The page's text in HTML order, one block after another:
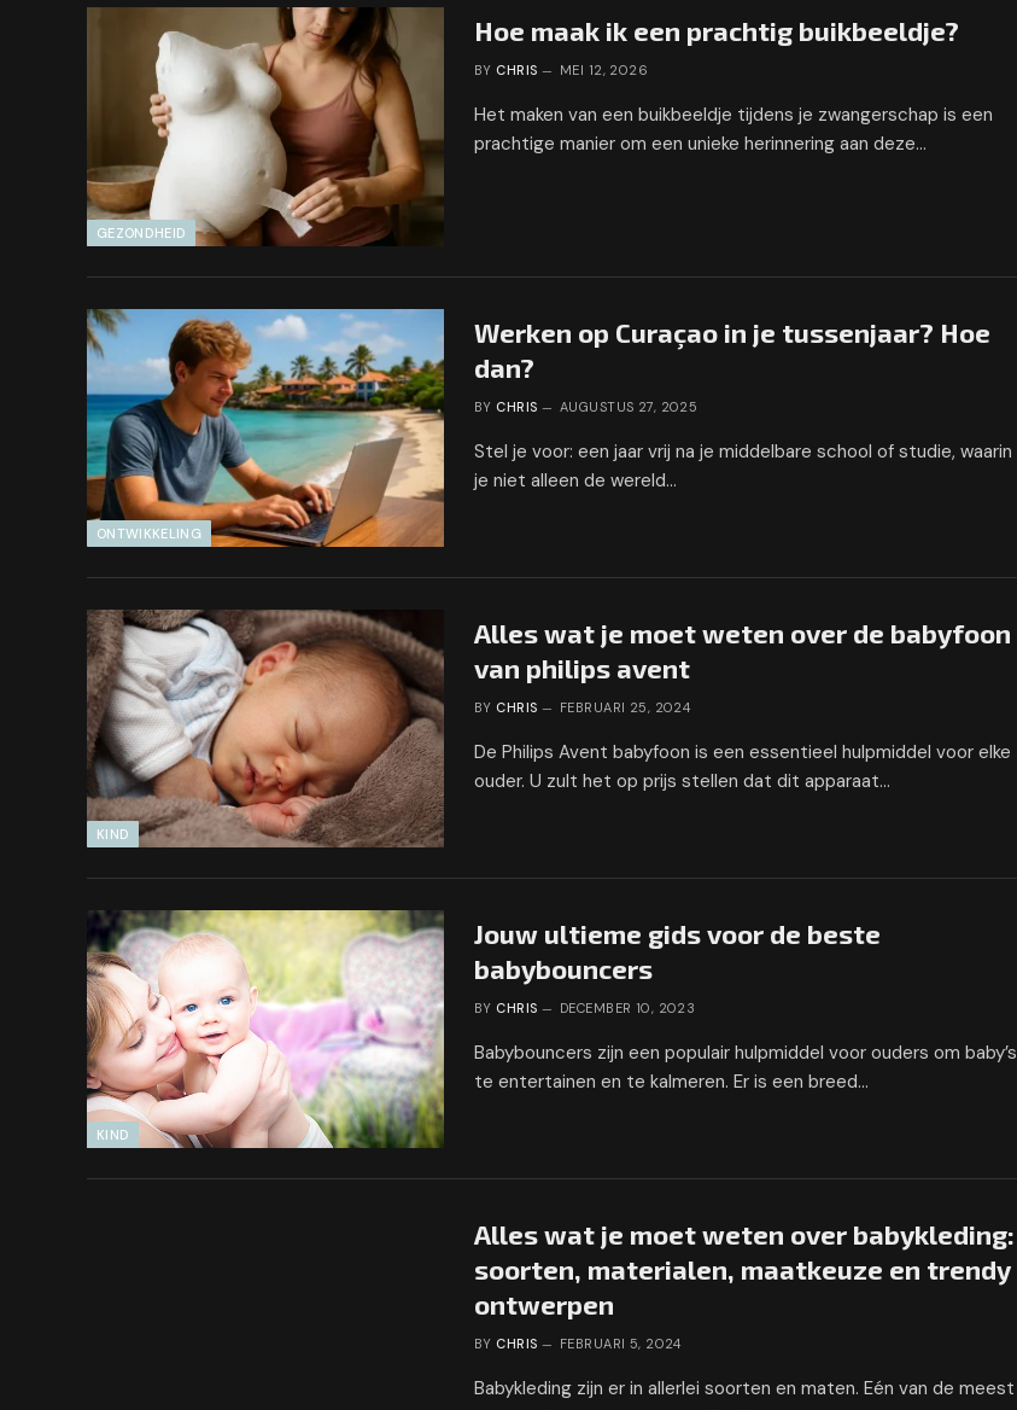
GEZONDHEID
Hoe maak ik een prachtig buikbeeldje?
BY CHRIS MEI 12, 2026
Het maken van een buikbeeldje tijdens je zwangerschap is een
prachtige manier om een unieke herinnering aan deze…
ONTWIKKELING
Werken op Curaçao in je tussenjaar? Hoe
dan?
BY CHRIS AUGUSTUS 27, 2025
Stel je voor: een jaar vrij na je middelbare school of studie, waarin
je niet alleen de wereld…
KIND
Alles wat je moet weten over de babyfoon
van philips avent
BY CHRIS FEBRUARI 25, 2024
De Philips Avent babyfoon is een essentieel hulpmiddel voor elke
ouder. U zult het op prijs stellen dat dit apparaat…
KIND
Jouw ultieme gids voor de beste
babybouncers
BY CHRIS DECEMBER 10, 2023
Babybouncers zijn een populair hulpmiddel voor ouders om baby’s
te entertainen en te kalmeren. Er is een breed…
Alles wat je moet weten over babykleding:
soorten, materialen, maatkeuze en trendy
ontwerpen
BY CHRIS FEBRUARI 5, 2024
Babykleding zijn er in allerlei soorten en maten. Eén van de meest